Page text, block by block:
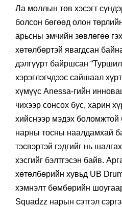
Ла моллын төв хэсэгт
болсон бөгөөд олон
арьсны эмчийн зөвлөгөө
хөтөлбөртэй явагдсан
дэлгүүрт байршсан
хэрэглэгчдээс сайшаал
хүмүүс Anessa-гийн
чихээр сонсох бус, харин
хийснээр мэдэх
нарны тосны наалдамхай
тэсвэртэй гэдгийг нь
хэсгийг бэлтгэсэн байв.
хөтөлбөрийн хувьд UB
хэмнэлт бөмбөрийн
Squadzz нарын сэтгэл